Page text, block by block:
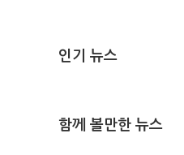
인기 뉴스
함께 볼만한 뉴스